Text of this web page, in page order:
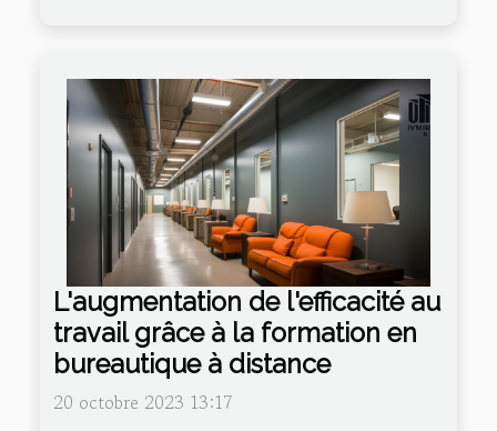
L'augmentation de l'efficacité au
travail grâce à la formation en
bureautique à distance
20 octobre 2023 13:17